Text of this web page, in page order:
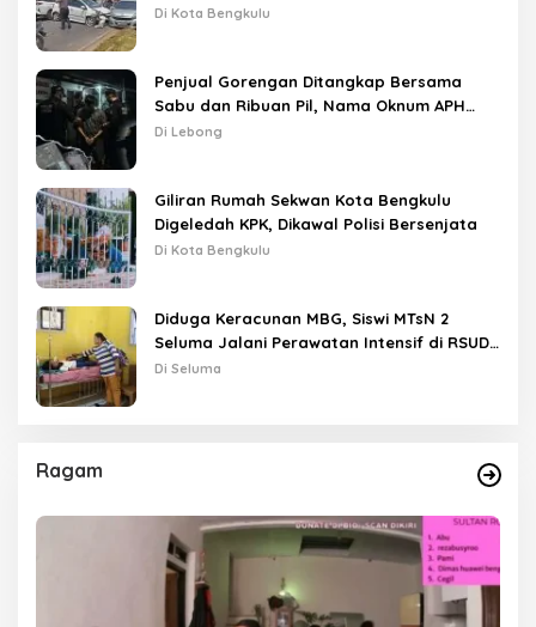
Lampu Merah
Di Kota Bengkulu
Penjual Gorengan Ditangkap Bersama
Sabu dan Ribuan Pil, Nama Oknum APH
Disebut Saat Interogasi
Di Lebong
Giliran Rumah Sekwan Kota Bengkulu
Digeledah KPK, Dikawal Polisi Bersenjata
Di Kota Bengkulu
Diduga Keracunan MBG, Siswi MTsN 2
Seluma Jalani Perawatan Intensif di RSUD
Tais
Di Seluma
Ragam